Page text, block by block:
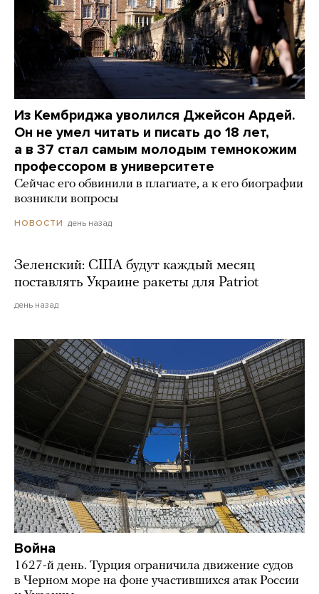
Из Кембриджа уволился Джейсон Ардей.
Он не умел читать и писать до 18 лет,
а в 37 стал самым молодым темнокожим
профессором в университете
Сейчас его обвинили в плагиате, а к его биографии
возникли вопросы
НОВОСТИ день назад
Зеленский: США будут каждый месяц
поставлять Украине ракеты для Patriot
день назад
Война
1627-й день. Турция ограничила движение судов
в Черном море на фоне участившихся атак России